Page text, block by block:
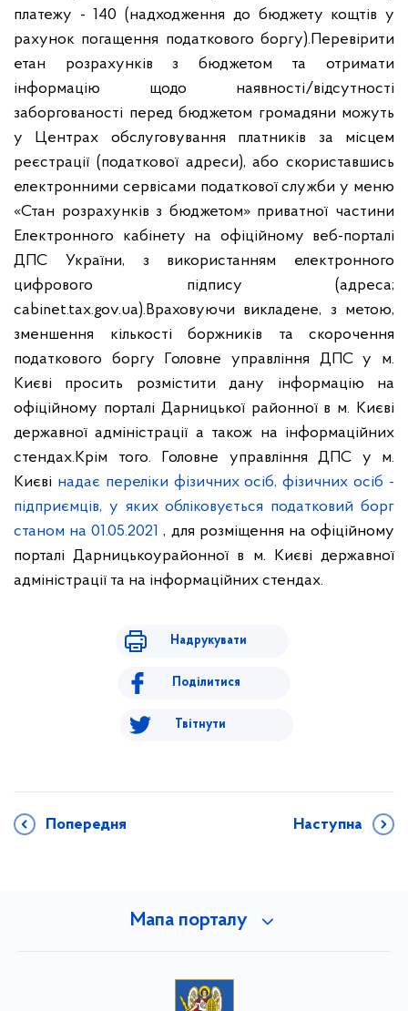
платежу - 140 (надходження до бюджету кощтів у
рахунок погащення податкового боргу).Перевірити
етан розрахунків з бюджетом та отримати
інформацію щодо наявності/відсутності
заборгованості перед бюджетом громадяни можуть
у Центрах обслуговування платників за місцем
реєстрації (податкової адреси), або скориставшись
електронними сервісами податкової служби у меню
«Стан розрахунків з бюджетом» приватної частини
Електронного кабінету на офіційному веб-порталі
ДПС України, з використанням електронного
цифрового підпису (адреса;
cabinet.tax.gov.ua).Враховуючи викладене, з метою,
зменшення кількості боржників та скорочення
податкового боргу Головне управління ДПС у м.
Києві просить розмістити дану інформацію на
офіційному порталі Дарницької районної в м. Києві
державної адміністрації а також на інформаційних
стендах.Крім того. Головне управління ДПС у м.
Києві надає переліки фізичних осіб, фізичних осіб -
підприємців, у яких обліковується податковий борг
станом на 01.05.2021 , для розміщення на офіційному
порталі Дарницькоурайонної в м. Києві державної
адміністрації та на інформаційних стендах.
Надрукувати
Поділитися
Твітнути
Попередня Наступна
Мапа порталу